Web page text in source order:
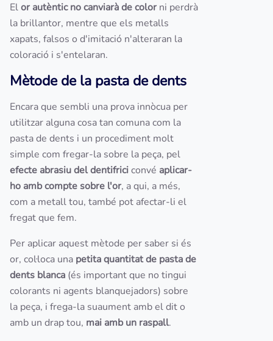
Elor autèntic no canviarà de colorni perdrà
la brillantor, mentre que els metalls
xapats, falsos o d'imitació n'alteraran la
coloració i s'entelaran.
Mètode de la pasta de dents
Encara que sembli una prova innòcua per
utilitzar alguna cosa tan comuna com la
pasta de dents i un procediment molt
simple com fregar-la sobre la peça, pel
efecte abrasiu del dentifriciconvé aplicar-
ho amb compte sobre l'or, a qui, a més,
com a metall tou, també pot afectar-li el
fregat que fem.
Per aplicar aquest mètode per saber si és
or, col·loca una petita quantitat de pasta de
dents blanca (és important que no tingui
colorants ni agents blanquejadors) sobre
la peça, i frega-la suaument amb el dit o
amb un drap tou, mai amb un raspall.